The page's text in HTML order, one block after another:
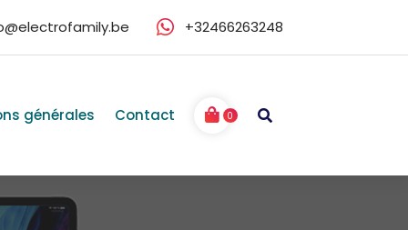
+32466263248
générales Contact 0